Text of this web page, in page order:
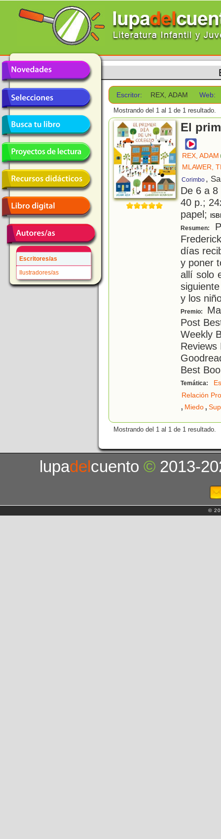
Escritores/as
Ilustradores/as
Escritor: REX, ADAM Web:
Mostrando del 1 al 1 de 1 resultado.
El
REX, ADAM
MLAWER,
Corimbo ,
De 6 a
40 p.;
papel;
Resumen:
días
y poner
allí solo
y los
Premio:
Post
Weekly
Reviews
Best
Temática:
Relación
, Miedo,
Mostrando del 1 al 1 de 1 resultado.
lupadelcuento© 2013-
©